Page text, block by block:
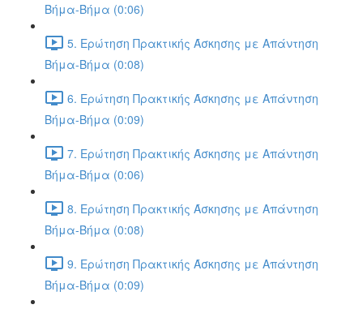
Βήμα-Βήμα (0:06)
5. Ερώτηση Πρακτικής Άσκησης με Απάντηση
Βήμα-Βήμα (0:08)
6. Ερώτηση Πρακτικής Άσκησης με Απάντηση
Βήμα-Βήμα (0:09)
7. Ερώτηση Πρακτικής Άσκησης με Απάντηση
Βήμα-Βήμα (0:06)
8. Ερώτηση Πρακτικής Άσκησης με Απάντηση
Βήμα-Βήμα (0:08)
9. Ερώτηση Πρακτικής Άσκησης με Απάντηση
Βήμα-Βήμα (0:09)